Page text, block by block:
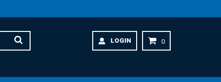
LOGIN 0